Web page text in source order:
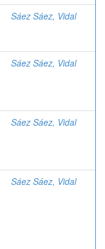
Sáez Sáez, Vidal
Sáez Sáez, Vidal
Sáez Sáez, Vidal
Sáez Sáez, Vidal